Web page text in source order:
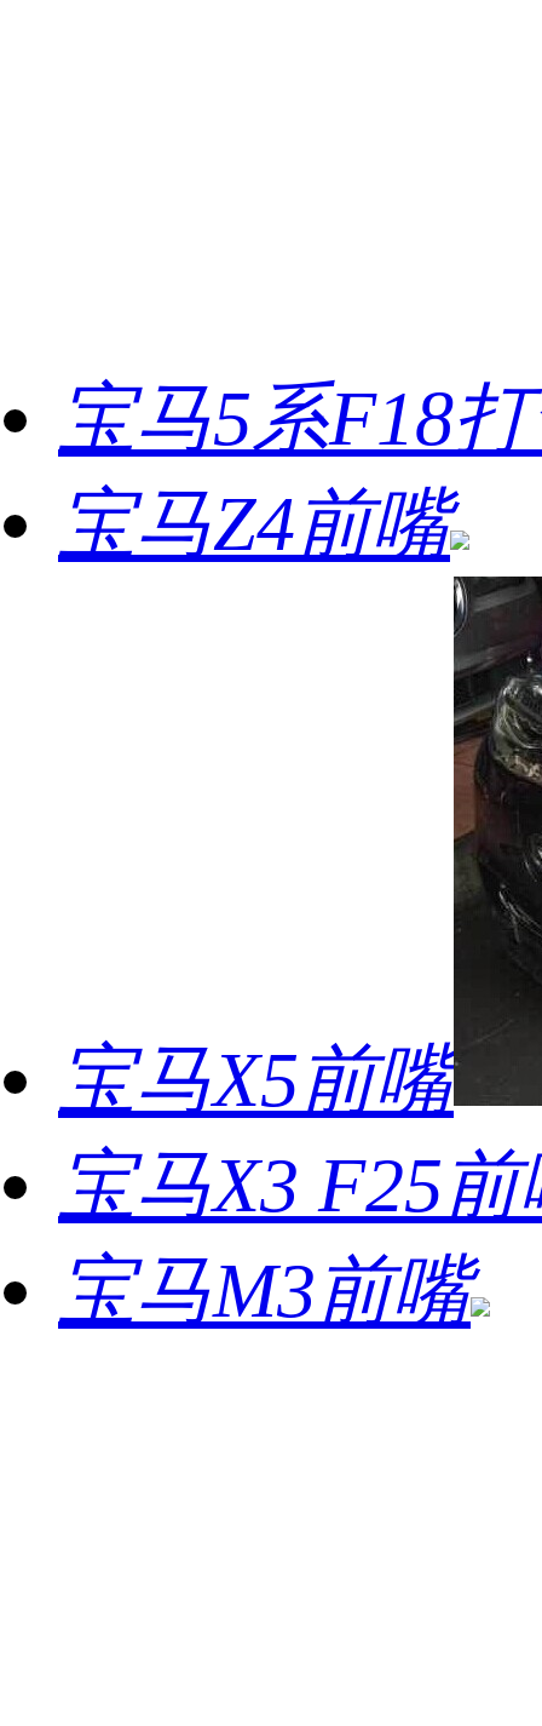
宝马5系F18
宝马Z4前嘴
宝马X5前嘴
宝马X3 F25
宝马M3前嘴